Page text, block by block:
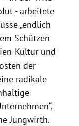
- arbeitete
„endlich
Schützen
Kultur und
der
radikale
Jungwirth.